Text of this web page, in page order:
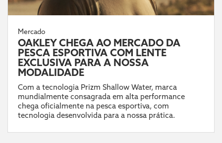
Mercado
OAKLEY CHEGA AO MERCADO DA
PESCA ESPORTIVA COM LENTE
EXCLUSIVA PARA A NOSSA
MODALIDADE
Com a tecnologia Prizm Shallow Water, marca
mundialmente consagrada em alta performance
chega oficialmente na pesca esportiva, com
tecnologia desenvolvida para a nossa prática.